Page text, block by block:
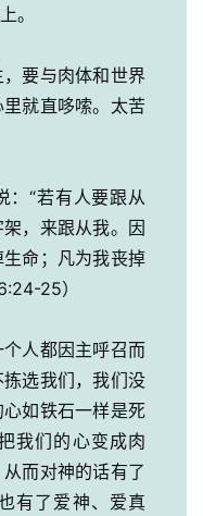
。
要与肉体和世界
就直哆嗦。太苦
：“若有人要跟从
，来跟从我。因
命；凡为我丧掉
25）
人都因主呼召而
选我们，我们没
如铁石一样是死
我们的心变成肉
而对神的话有了
有了爱神、爱真